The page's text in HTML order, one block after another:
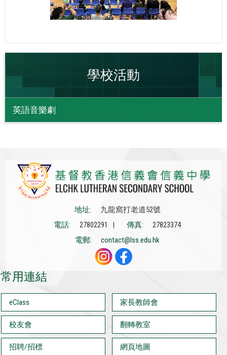
學校活動
英語音樂劇
地址:
九龍窩打老道52號
電話:
27802291 | 傳真:
27823374
電郵:
contact@lss.edu.hk
常用連結
eClass 家長教師會
校友會 翻轉教室
招聘/招標 網頁地圖